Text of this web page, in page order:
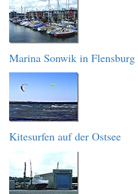
Marina Sonwik in Flensburg
Kitesurfen auf der Ostsee